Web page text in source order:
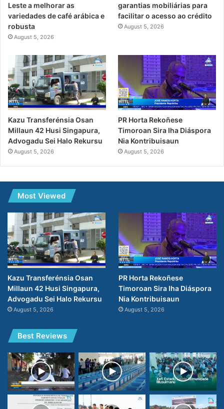
Leste a melhorar as
variedades de café arábica e
robusta
August 5, 2026
garantias mobiliárias para
facilitar o acesso ao crédito
August 5, 2026
Kazu Transferénsia Osan
Millaun 42 Husi Singapura,
Advogadu Sei Halo Rekursu
August 5, 2026
PR Horta Rekoñese
Timoroan Sira Iha Diáspora
Nia Kontribuisaun
August 5, 2026
Most Viewed
Kazu Transferénsia Osan
Millaun 42 Husi Singapura,
Advogadu Sei Halo Rekursu
August 5, 2026
PR Horta Rekoñese
Timoroan Sira Iha Diáspora
Nia Kontribuisaun
August 5, 2026
Best Reviews